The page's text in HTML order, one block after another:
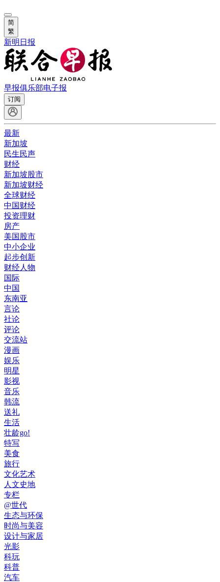
简
繁
新明日报
早报俱乐部电子报
订阅
最新
新加坡
民生民声
财经
新加坡股市
新加坡财经
全球财经
中国财经
投资理财
房产
美国股市
中小企业
起步创新
财经人物
国际
中国
东南亚
言论
社论
评论
交流站
漫画
娱乐
明星
影视
音乐
韩流
送礼
生活
壮龄go!
特写
美食
旅行
文化艺术
人文史地
专栏
@世代
生态与环保
时尚与美容
设计与家居
光影
科玩
科普
汽车